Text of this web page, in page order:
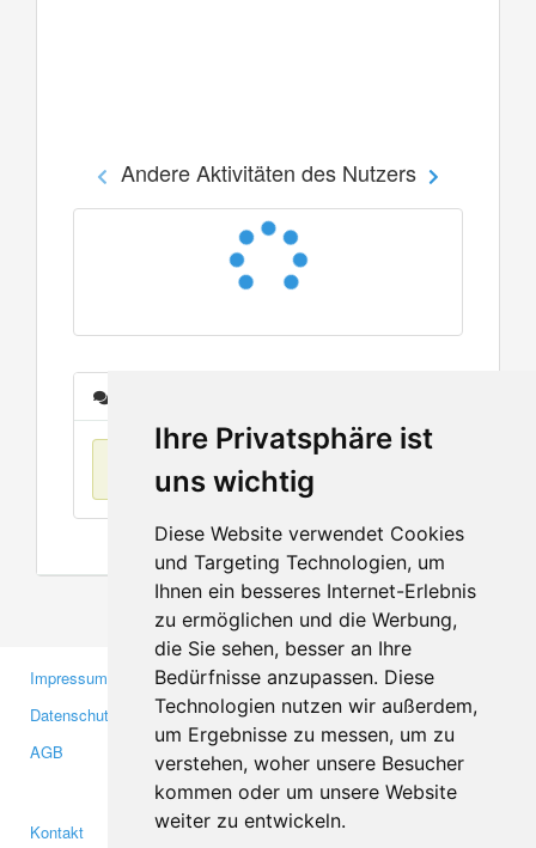
Ihre Privatsphäre ist
uns wichtig
Diese Website verwendet Cookies
und Targeting Technologien, um
Ihnen ein besseres Internet-Erlebnis
zu ermöglichen und die Werbung,
die Sie sehen, besser an Ihre
Bedürfnisse anzupassen. Diese
Technologien nutzen wir außerdem,
um Ergebnisse zu messen, um zu
verstehen, woher unsere Besucher
kommen oder um unsere Website
weiter zu entwickeln.
Andere Aktivitäten des Nutzers
Keine Einträge
Impressum
Datenschutzerklärung
AGB
Gewerbetreibende
Investoren
Medien
Kontakt
Facebook